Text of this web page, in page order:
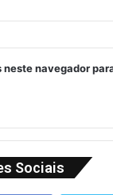
neste navegador
Sociais